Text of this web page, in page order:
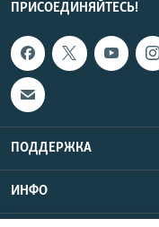
ПРИСОЕДИНЯЙТЕСЬ!
ПОДДЕРЖКА
ИНФО